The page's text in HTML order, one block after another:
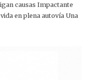
causas Impactante
en plena autovía Una